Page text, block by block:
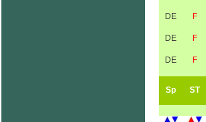
DE F
DE F
DE F
Sp ST